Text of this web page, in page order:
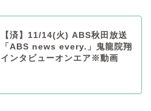
【済】11/14(火) ABS秋田放送
「ABS news every.」鬼龍院翔
インタビューオンエア※動画